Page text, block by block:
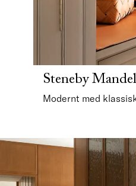
Steneby Mandel
Modernt med